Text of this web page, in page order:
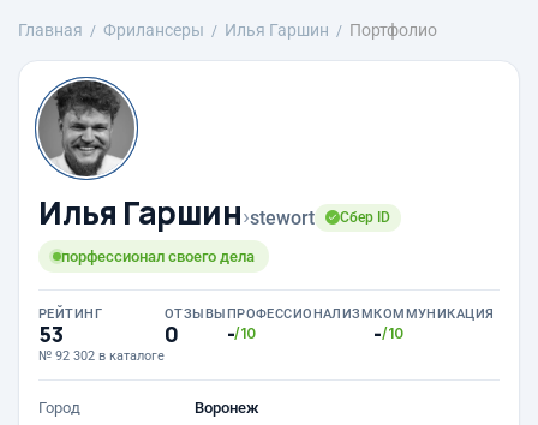
Главная Фрилансеры Илья Гаршин Портфолио
Илья Гаршин›stewort Сбер ID
порфессионал своего дела
РЕЙТИНГ
53
№ 92 302 в каталоге
ОТЗЫВЫ
0
ПРОФЕССИОНАЛИЗМ
-/10
КОММУНИКАЦИЯ
-/10
Город
Воронеж